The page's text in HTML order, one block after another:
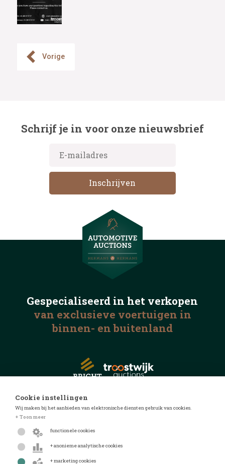
Vorige
Schrijf je in voor onze nieuwsbrief
Gespecialiseerd in het verkopen
van exclusieve voertuigen in
binnen- en buitenland
© 2026 Automotive Auctions
Privacyverklaring
Cookie instellingen
Wij maken bij het aanbieden van elektronische diensten gebruik van cookies.
+ Toon meer
functionele cookies
+ anonieme analytische cookies
+ marketing cookies